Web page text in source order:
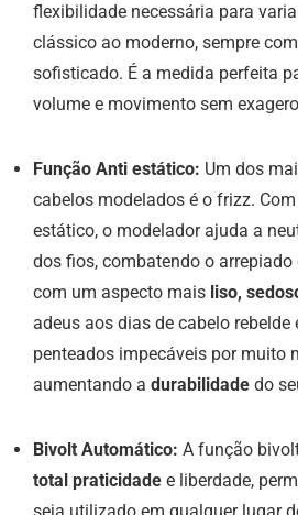
flexibilidade necessária para
clássico ao moderno, sempre
sofisticado. É a medida perfeita
volume e movimento sem
Função Anti estático: Um dos
cabelos modelados é o frizz.
estático, o modelador ajuda a
dos fios, combatendo o
com um aspecto mais liso,
adeus aos dias de cabelo rebelde
penteados impecáveis por muito
aumentando a durabilidade do
Bivolt Automático: A função
total praticidade e liberdade,